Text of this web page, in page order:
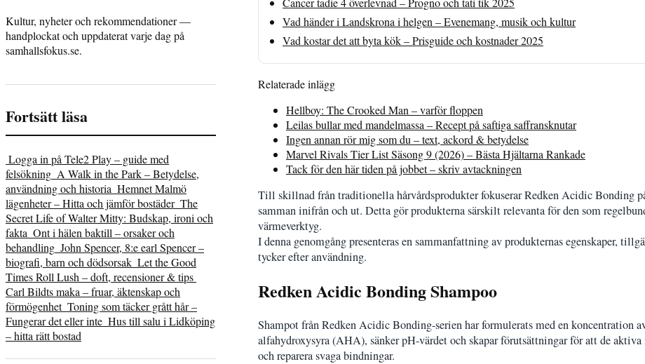
Vad händer i Landskrona i helgen – Evenemang, musik och kultur
Vad kostar det att byta kök – Prisguide och kostnader 2025
Relaterade inlägg
Hellboy: The Crooked Man – varför floppen
Leilas bullar med mandelmassa – Recept på saftiga saffransknutar
Ingen annan rör mig som du – text, ackord & betydelse
Marvel Rivals Tier List Säsong 9 (2026) – Bästa Hjältarna Rankade
Tack för den här tiden på jobbet – skriv avtackningen
Till skillnad från traditionella hårvårdsprodukter fokuserar Redken Acidic Bonding
samman inifrån och ut. Detta gör produkterna särskilt relevanta för den som
värmeverktyg.
I denna genomgång presenteras en sammanfattning av produkternas egenskaper,
tycker efter användning.
Redken Acidic Bonding Shampoo
Shampot från Redken Acidic Bonding-serien har formulerats med en koncentration
alfahydroxysyra (AHA), sänker pH-värdet och skapar förutsättningar för att de
och reparera svaga bindningar.
Kultur, nyheter och rekommendationer —
handplockat och uppdaterat varje dag på
samhallsfokus.se.
Fortsätt läsa
Logga in på Tele2 Play – guide med
felsökning A Walk in the Park – Betydelse,
användning och historia Hemnet Malmö
lägenheter – Hitta och jämför bostäder The
Secret Life of Walter Mitty: Budskap, ironi och
fakta Ont i hälen baktill – orsaker och
behandling John Spencer, 8:e earl Spencer –
biografi, barn och dödsorsak Let the Good
Times Roll Lush – doft, recensioner & tips
Carl Bildts maka – fruar, äktenskap och
förmögenhet Toning som täcker grått hår –
Fungerar det eller inte Hus till salu i Lidköping
– hitta rätt bostad